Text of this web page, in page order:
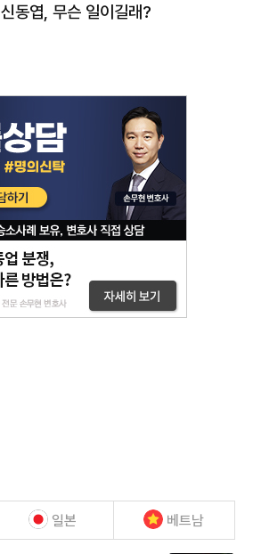
신동엽, 무슨 일이길래?
일본 베트남